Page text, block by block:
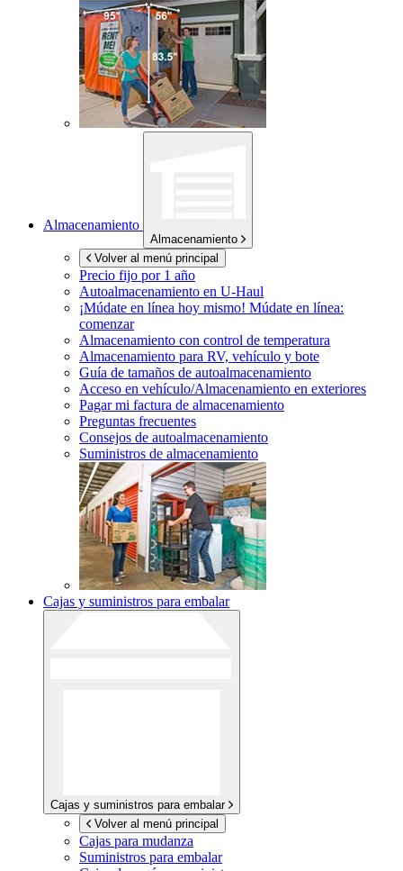
Almacenamiento
Almacenamiento
Volver al menú principal
Precio fijo por 1 año
Autoalmacenamiento en U-Haul
¡Múdate en línea hoy mismo! Múdate en línea:
comenzar
Almacenamiento con control de temperatura
Almacenamiento para RV, vehículo y bote
Guía de tamaños de autoalmacenamiento
Acceso en vehículo/Almacenamiento en exteriores
Pagar mi factura de almacenamiento
Preguntas frecuentes
Consejos de autoalmacenamiento
Suministros de almacenamiento
Cajas y suministros para embalar
Cajas y suministros para embalar
Volver al menú principal
Cajas para mudanza
Suministros para embalar